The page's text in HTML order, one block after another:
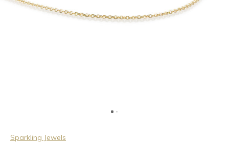
Sparkling Jewels